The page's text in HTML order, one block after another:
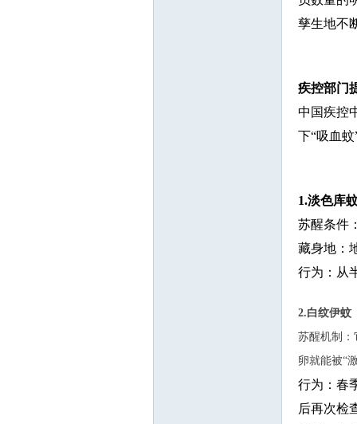
孳生地不
疾控部门
中国疾控
下“吸血蚊
1.淡色库
苏醒条件
藏身地：
行为：从
2.白纹伊蚊
苏醒机制：
卵就能被“
行为：春
后再次检